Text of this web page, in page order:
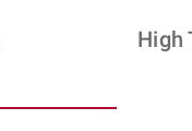
High